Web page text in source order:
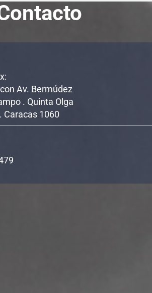
Av. Bermúdez
. Quinta Olga
Caracas 1060